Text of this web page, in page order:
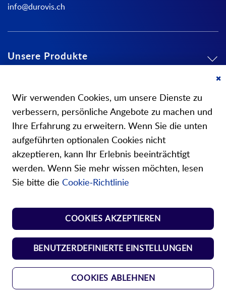
info@durovis.ch
Unsere Produkte
Über uns
Unsere Shops
Shop Norm Federn
Shop Kunst-Normteile
Wir verwenden Cookies, um unsere Dienste zu
verbessern, persönliche Angebote zu machen und
Ihre Erfahrung zu erweitern. Wenn Sie die unten
aufgeführten optionalen Cookies nicht
akzeptieren, kann Ihr Erlebnis beeinträchtigt
werden. Wenn Sie mehr wissen möchten, lesen
Sie bitte die Cookie-Richtlinie
COOKIES AKZEPTIEREN
BENUTZERDEFINIERTE EINSTELLUNGEN
COOKIES ABLEHNEN